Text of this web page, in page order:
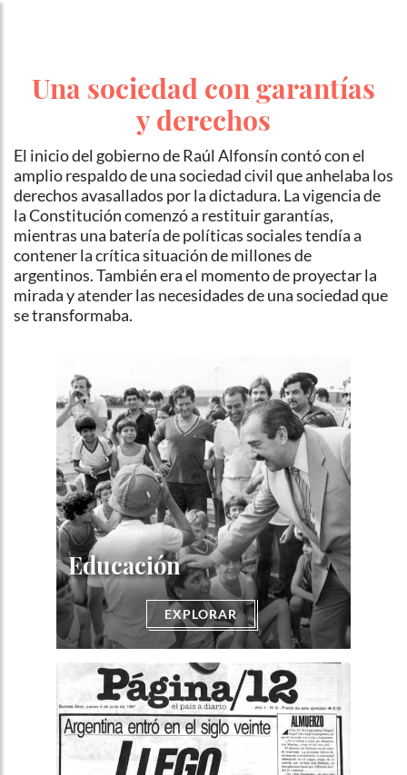
Una sociedad con garantías
y derechos
El inicio del gobierno de Raúl Alfonsín contó con el
amplio respaldo de una sociedad civil que anhelaba los
derechos avasallados por la dictadura. La vigencia de
la Constitución comenzó a restituir garantías,
mientras una batería de políticas sociales tendía a
contener la crítica situación de millones de
argentinos. También era el momento de proyectar la
mirada y atender las necesidades de una sociedad que
se transformaba.
Educación
EXPLORAR